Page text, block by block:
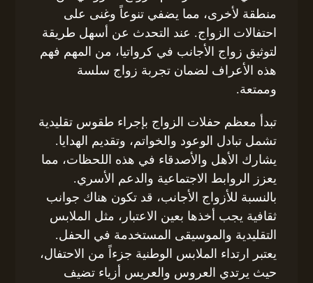
منطقة لأخرى، مما يضفي تنوعاً وغنى على
احتفالات الزواج. عند التحدث عن أسهل طريقة
لتوثيق زواج الأجانب في كرواتيا، من المهم فهم
هذه الأعراف لضمان تجربة زواج سلسة
وممتعة.
تبدأ معظم حفلات الزواج بإجراء طقوس تقليدية
تشمل تبادل الوعود والخواتم، وتقديم الهدايا.
يشارك الأهل والأصدقاء في هذه اللحظات، مما
يعزز الروابط الاجتماعية والدعم الأسري.
بالنسبة للأزواج الأجانب، قد تكون هناك جوانب
ثقافية يجب أخذها بعين الاعتبار، مثل الملابس
التقليدية والموسيقى المستخدمة في الحفل.
يعتبر ارتداء الملابس الوطنية جزءاً من الاحتفال،
حيث يرتدي العروس والعريس أزياء تضيف